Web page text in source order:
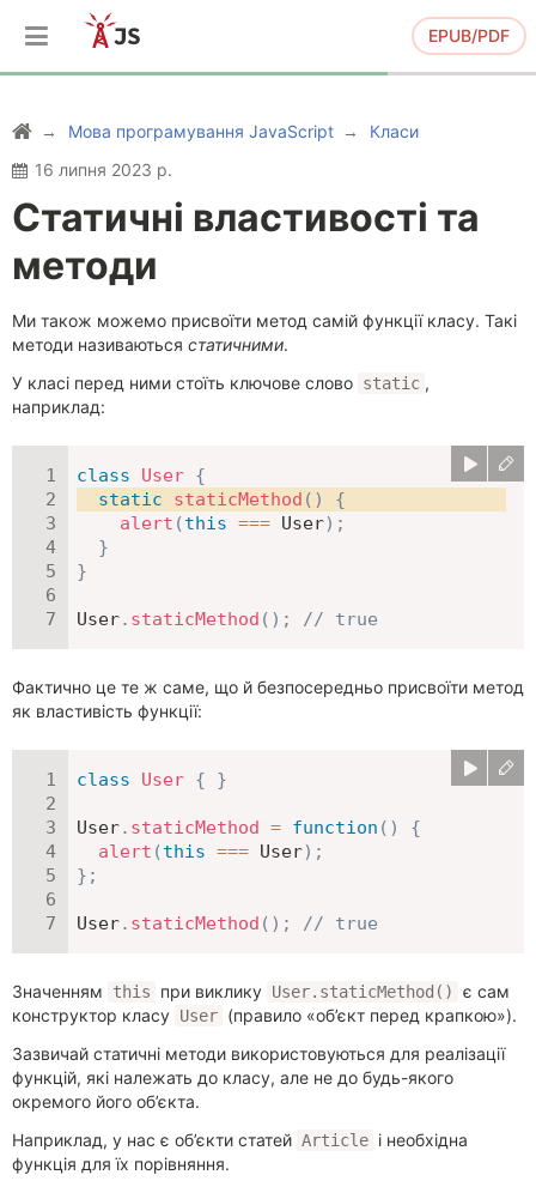
EPUB/PDF
Мова програмування JavaScript
Класи
16 липня 2023 р.
Статичні властивості та
методи
Ми також можемо присвоїти метод самій функції класу. Такі
методи називаються статичними.
У класі перед ними стоїть ключове слово static ,
наприклад:
class User {
static
staticMethod ( )
{
alert (this === User) ;
}
}
User. staticMethod ( ) ; // true
Фактично це те ж саме, що й безпосередньо присвоїти метод
як властивість функції:
class User { }
User. staticMethod = function ( )
{
alert (this === User) ;
} ;
User. staticMethod ( ) ; // true
Значенням this при виклику User.staticMethod()
є сам
конструктор класу User (правило «об’єкт перед крапкою»).
Зазвичай статичні методи використовуються для реалізації
функцій, які належать до класу, але не до будь-якого
окремого його об’єкта.
Наприклад, у нас є об’єкти статей Article і необхідна
функція для їх порівняння.